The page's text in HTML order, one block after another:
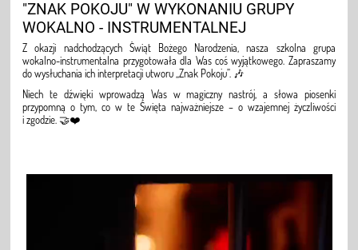
"ZNAK POKOJU" W WYKONANIU GRUPY
WOKALNO - INSTRUMENTALNEJ
Z okazji nadchodzących Świąt Bożego Narodzenia, nasza szkolna grupa
wokalno-instrumentalna przygotowała dla Was coś wyjątkowego. Zapraszamy
do wysłuchania ich interpretacji utworu „Znak Pokoju”. 🎶
Niech te dźwięki wprowadzą Was w magiczny nastrój, a słowa piosenki
przypomną o tym, co w te Święta najważniejsze – o wzajemnej życzliwości
i zgodzie. 🤝❤️